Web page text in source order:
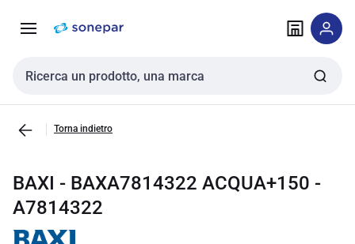
navigazione alla
Cerca input
Torna indietro
BAXI - BAXA7814322 ACQUA+150 -
A7814322